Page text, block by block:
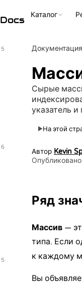
Docs Каталог
5
6
5
Документация
Сырые
указатель
▶На этой
Автор Kevin
Ряд
Массив —
типа. Если
к каждому
Вы